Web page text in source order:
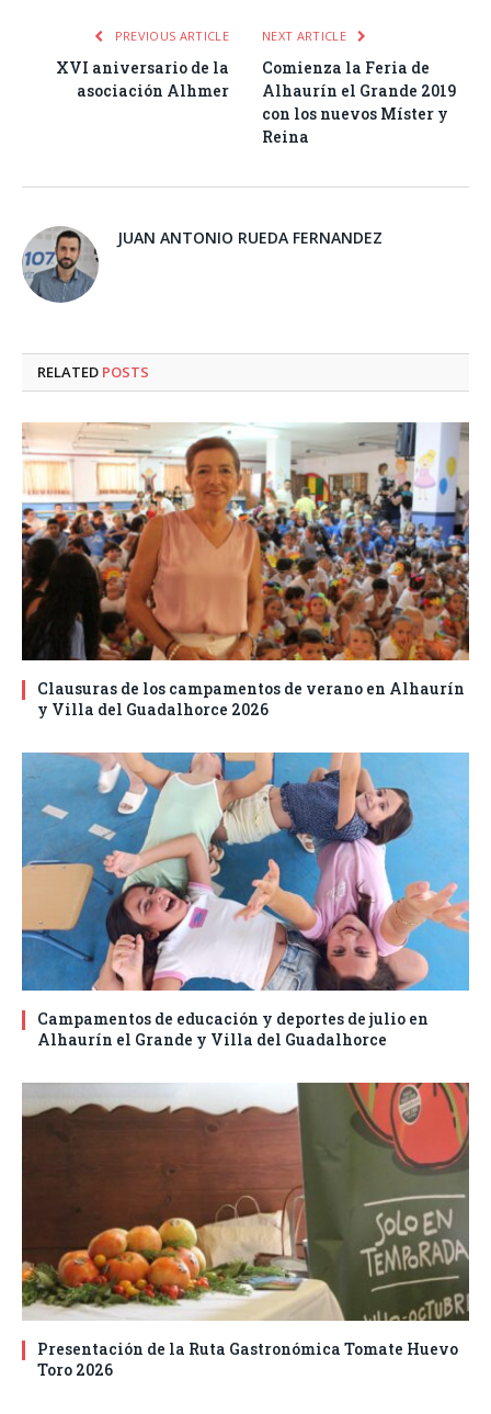
PREVIOUS ARTICLE
XVI aniversario de la
asociación Alhmer
NEXT ARTICLE
Comienza la Feria de
Alhaurín el Grande 2019
con los nuevos Míster y
Reina
JUAN ANTONIO RUEDA FERNANDEZ
RELATED POSTS
Clausuras de los campamentos de verano en Alhaurín
y Villa del Guadalhorce 2026
Campamentos de educación y deportes de julio en
Alhaurín el Grande y Villa del Guadalhorce
Presentación de la Ruta Gastronómica Tomate Huevo
Toro 2026